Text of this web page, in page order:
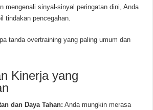
mengenali sinyal-sinyal peringatan dini, Anda
tindakan pencegahan.
tanda overtraining yang paling umum dan
Kinerja yang
dan Daya Tahan: Anda mungkin merasa